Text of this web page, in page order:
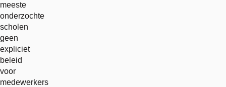
meeste
onderzochte
scholen
geen
expliciet
beleid
voor
medewerkers